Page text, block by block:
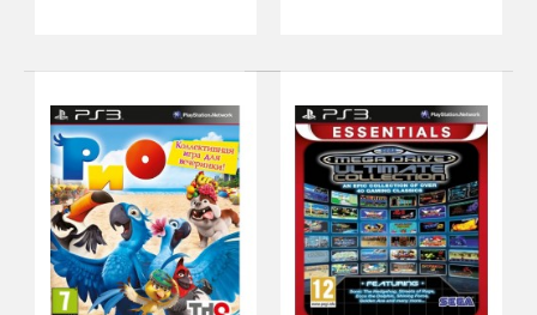
Rayman Legends + Rayman Origins..